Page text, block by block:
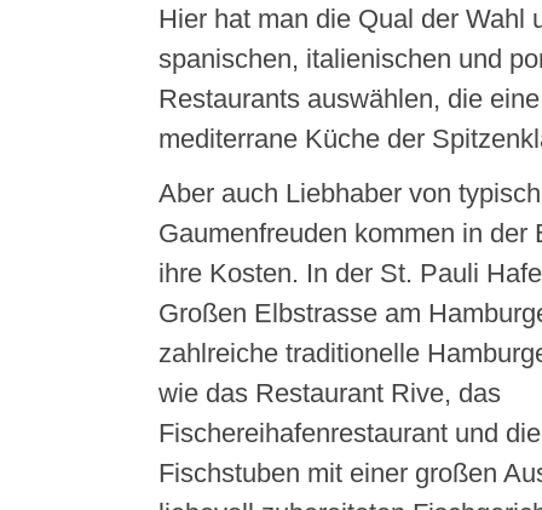
Hier hat man die Qual der Wahl
spanischen, italienischen und
Restaurants auswählen, die
mediterrane Küche der
Aber auch Liebhaber von
Gaumenfreuden kommen in der
ihre Kosten. In der St. Pauli
Großen Elbstrasse am
zahlreiche traditionelle
wie das Restaurant Rive, das
Fischereihafenrestaurant und
Fischstuben mit einer großen